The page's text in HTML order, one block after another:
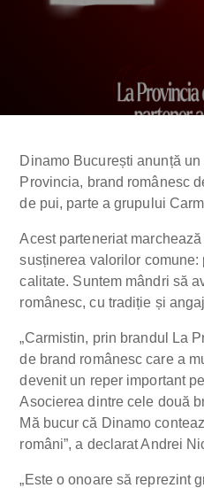
Dinamo București anunță
Provincia, brand românesc
de pui, parte a grupului
Acest parteneriat
susținerea valorilor comune:
calitate. Suntem mândri să
românesc, cu tradiție și
„Carmistin, prin brandul La
de brand românesc care a
devenit un reper important
Asocierea dintre cele două
Mă bucur că Dinamo
români”, a declarat Andrei
„Este o onoare să reprezint